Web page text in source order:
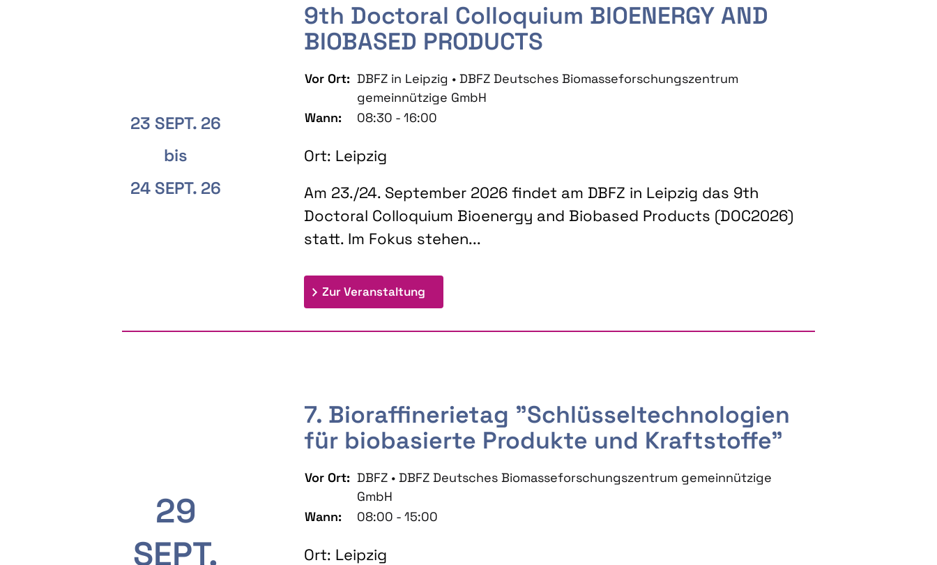
23 SEPT. 26
bis
24 SEPT. 26
9th Doctoral Colloquium BIOENERGY AND
BIOBASED PRODUCTS
Vor Ort: DBFZ in Leipzig • DBFZ Deutsches Biomasseforschungszentrum
gemeinnützige GmbH
Wann:
08:30 - 16:00
Ort: Leipzig
Am 23./24. September 2026 findet am DBFZ in Leipzig das 9th
Doctoral Colloquium Bioenergy and Biobased Products (DOC2026)
statt. Im Fokus stehen...
Zur Veranstaltung: 9th Doctoral Colloquium BIOENERGY AND BIOBASED PRODUCTS
29
SEPT.
7. Bioraffinerietag "Schlüsseltechnologien
für biobasierte Produkte und Kraftstoffe"
Vor Ort: DBFZ • DBFZ Deutsches Biomasseforschungszentrum gemeinnützige
GmbH
Wann:
08:00 - 15:00
Ort: Leipzig